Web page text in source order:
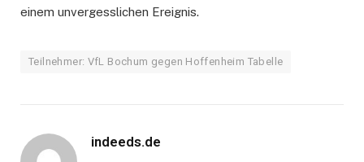
einem unvergesslichen Ereignis.
Teilnehmer: VfL Bochum gegen Hoffenheim Tabelle
indeeds.de